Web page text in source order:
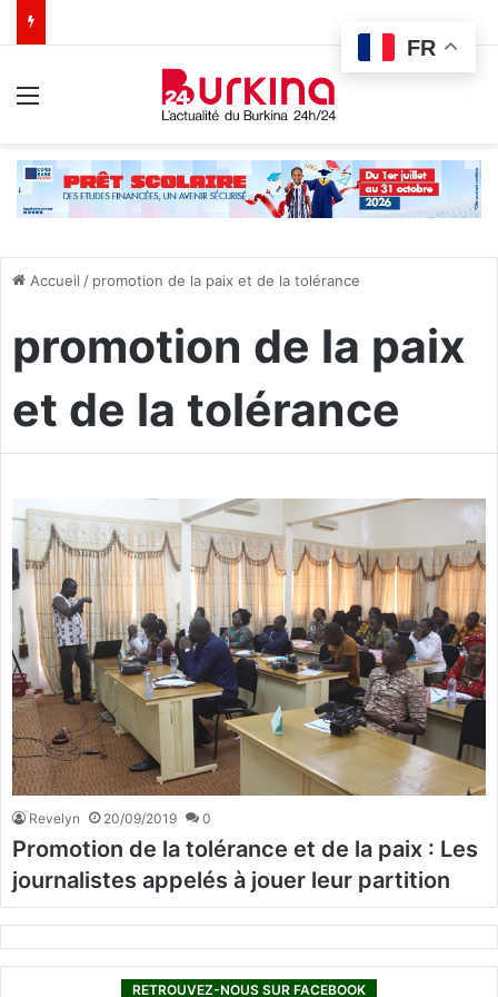
Accueil / promotion de la paix et de la tolérance
promotion de la paix
et de la tolérance
Revelyn 20/09/2019 0
Promotion de la tolérance et de la paix : Les
journalistes appelés à jouer leur partition
RETROUVEZ-NOUS SUR FACEBOOK
FR